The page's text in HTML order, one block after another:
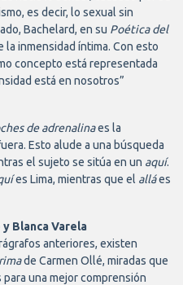
es decir, lo sexual sin
Bachelard, en su Poética del
inmensidad íntima. Con esto
concepto está representada
está en nosotros”
de adrenalinaes la
Esto alude a una búsqueda
el sujeto se sitúa en un aquí.
es Lima, mientras que el alláes
Blanca Varela
anteriores, existen
de Carmen Ollé, miradas que
una mejor comprensión